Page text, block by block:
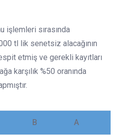
işlemleri sırasında
tl lik senetsiz alacağının
etmiş ve gerekli kayıtları
karşılık %50 oranında
B A